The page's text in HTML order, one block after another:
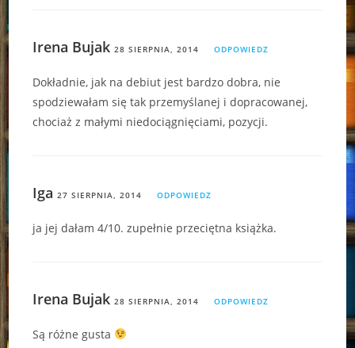
Irena Bujak 28 SIERPNIA, 2014 ODPOWIEDZ
Dokładnie, jak na debiut jest bardzo dobra, nie
spodziewałam się tak przemyślanej i dopracowanej,
chociaż z małymi niedociągnięciami, pozycji.
Iga 27 SIERPNIA, 2014 ODPOWIEDZ
ja jej dałam 4/10. zupełnie przeciętna książka.
Irena Bujak 28 SIERPNIA, 2014 ODPOWIEDZ
Są różne gusta